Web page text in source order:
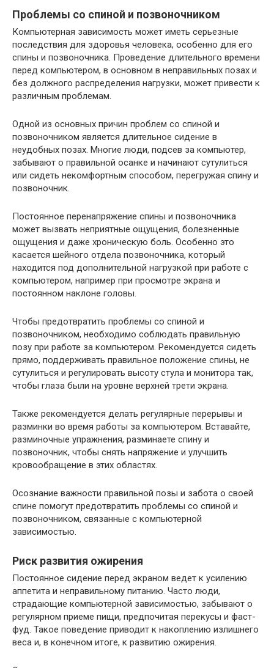
Проблемы со спиной и позвоночником
Компьютерная зависимость может иметь серьезные
последствия для здоровья человека, особенно для его
спины и позвоночника. Проведение длительного времени
перед компьютером, в основном в неправильных позах и
без должного распределения нагрузки, может привести к
различным проблемам.
Одной из основных причин проблем со спиной и
позвоночником является длительное сидение в
неудобных позах. Многие люди, подсев за компьютер,
забывают о правильной осанке и начинают сутулиться
или сидеть некомфортным способом, перегружая спину и
позвоночник.
Постоянное перенапряжение спины и позвоночника
может вызвать неприятные ощущения, болезненные
ощущения и даже хроническую боль. Особенно это
касается шейного отдела позвоночника, который
находится под дополнительной нагрузкой при работе с
компьютером, например при просмотре экрана и
постоянном наклоне головы.
Чтобы предотвратить проблемы со спиной и
позвоночником, необходимо соблюдать правильную
позу при работе за компьютером. Рекомендуется сидеть
прямо, поддерживать правильное положение спины, не
сутулиться и регулировать высоту стула и монитора так,
чтобы глаза были на уровне верхней трети экрана.
Также рекомендуется делать регулярные перерывы и
разминки во время работы за компьютером. Вставайте,
разминочные упражнения, разминаете спину и
позвоночник, чтобы снять напряжение и улучшить
кровообращение в этих областях.
Осознание важности правильной позы и забота о своей
спине помогут предотвратить проблемы со спиной и
позвоночником, связанные с компьютерной
зависимостью.
Риск развития ожирения
Постоянное сидение перед экраном ведет к усилению
аппетита и неправильному питанию. Часто люди,
страдающие компьютерной зависимостью, забывают о
регулярном приеме пищи, предпочитая перекусы и фаст-
фуд. Такое поведение приводит к накоплению излишнего
веса и, в конечном итоге, к развитию ожирения.